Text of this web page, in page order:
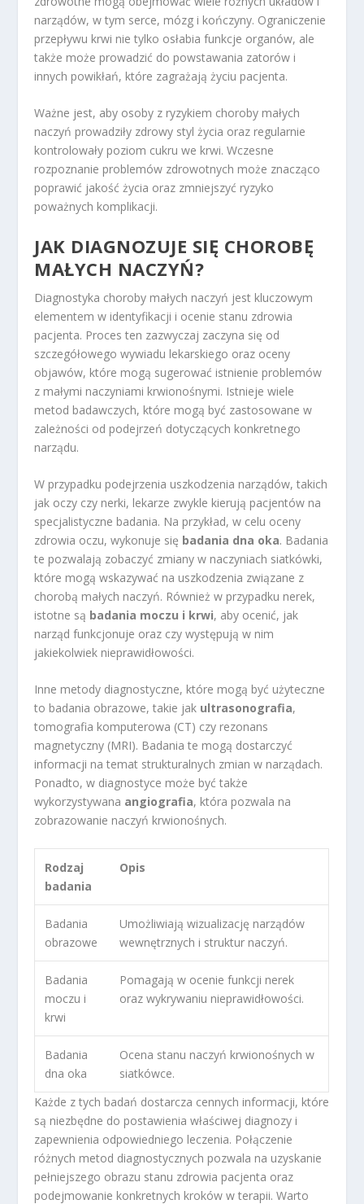
narządów, w tym serce, mózg i kończyny. Ograniczenie
przepływu krwi nie tylko osłabia funkcje organów, ale
także może prowadzić do powstawania zatorów i
innych powikłań, które zagrażają życiu pacjenta.
Ważne jest, aby osoby z ryzykiem choroby małych
naczyń prowadziły zdrowy styl życia oraz regularnie
kontrolowały poziom cukru we krwi. Wczesne
rozpoznanie problemów zdrowotnych może znacząco
poprawić jakość życia oraz zmniejszyć ryzyko
poważnych komplikacji.
JAK DIAGNOZUJE SIĘ CHOROBĘ
MAŁYCH NACZYŃ?
Diagnostyka choroby małych naczyń jest kluczowym
elementem w identyfikacji i ocenie stanu zdrowia
pacjenta. Proces ten zazwyczaj zaczyna się od
szczegółowego wywiadu lekarskiego oraz oceny
objawów, które mogą sugerować istnienie problemów
z małymi naczyniami krwionośnymi. Istnieje wiele
metod badawczych, które mogą być zastosowane w
zależności od podejrzeń dotyczących konkretnego
narządu.
W przypadku podejrzenia uszkodzenia narządów, takich
jak oczy czy nerki, lekarze zwykle kierują pacjentów na
specjalistyczne badania. Na przykład, w celu oceny
zdrowia oczu, wykonuje się badania dna oka. Badania
te pozwalają zobaczyć zmiany w naczyniach siatkówki,
które mogą wskazywać na uszkodzenia związane z
chorobą małych naczyń. Również w przypadku nerek,
istotne są badania moczu i krwi, aby ocenić, jak
narząd funkcjonuje oraz czy występują w nim
jakiekolwiek nieprawidłowości.
Inne metody diagnostyczne, które mogą być użyteczne
to badania obrazowe, takie jak ultrasonografia,
tomografia komputerowa (CT) czy rezonans
magnetyczny (MRI). Badania te mogą dostarczyć
informacji na temat strukturalnych zmian w narządach.
Ponadto, w diagnostyce może być także
wykorzystywana angiografia, która pozwala na
zobrazowanie naczyń krwionośnych.
Rodzaj
badania
Opis
Badania
obrazowe
Umożliwiają wizualizację narządów
wewnętrznych i struktur naczyń.
Badania
moczu i
krwi
Pomagają w ocenie funkcji nerek
oraz wykrywaniu nieprawidłowości.
Badania
dna oka
Ocena stanu naczyń krwionośnych w
siatkówce.
Każde z tych badań dostarcza cennych informacji, które
są niezbędne do postawienia właściwej diagnozy i
zapewnienia odpowiedniego leczenia. Połączenie
różnych metod diagnostycznych pozwala na uzyskanie
pełniejszego obrazu stanu zdrowia pacjenta oraz
podejmowanie konkretnych kroków w terapii. Warto